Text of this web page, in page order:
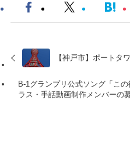
【神戸市】ポートタ
B-1グランプリ公式ソング「こ
ラス・手話動画制作メンバーの